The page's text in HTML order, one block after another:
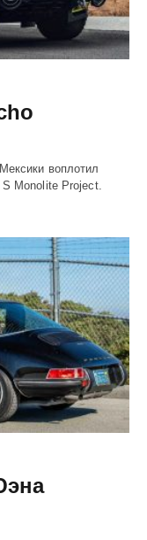
воплотил
Monolite Project.